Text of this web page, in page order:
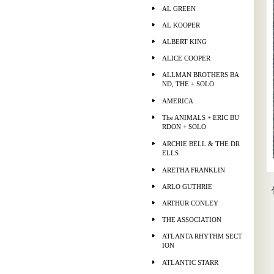
AL GREEN
AL KOOPER
ALBERT KING
ALICE COOPER
ALLMAN BROTHERS BA
ND, THE + SOLO
AMERICA
The ANIMALS + ERIC BU
RDON + SOLO
ARCHIE BELL & THE DR
ELLS
ARETHA FRANKLIN
ARLO GUTHRIE
ARTHUR CONLEY
THE ASSOCIATION
ATLANTA RHYTHM SECT
ION
ATLANTIC STARR